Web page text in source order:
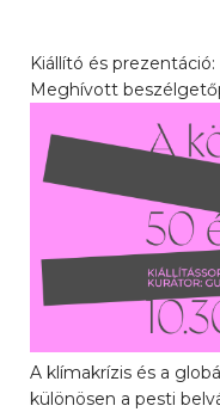
Kiállító és prezentáció:
Meghívott
A klímakrízis és a
különösen a pesti